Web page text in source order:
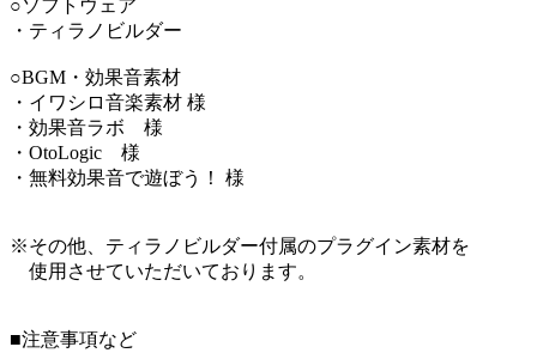
○ソフトウェア
・ティラノビルダー
○BGM・効果音素材
・イワシロ音楽素材 様
・効果音ラボ 様
・OtoLogic 様
・無料効果音で遊ぼう！ 様
※その他、ティラノビルダー付属のプラグイン素材を
使用させていただいております。
■注意事項など